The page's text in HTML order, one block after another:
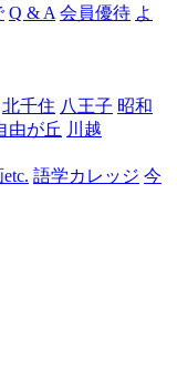
ャ
崎
Q & A 会員優待 よ
北千住 八王子 昭和
由が丘 川越
語学カレッジ 今